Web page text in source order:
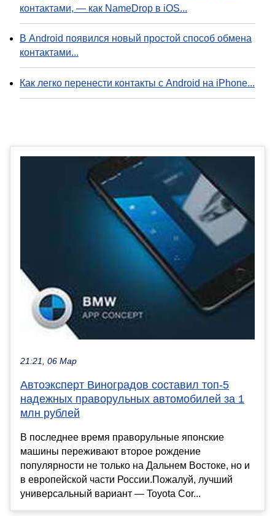
контактами, — как NameDrop в iOS...
В Android появился новый простой способ обмена
контактами...
Как легко перенести контакты с Android на iPhone...
21:21, 06 Мар
Автоэксперт Виноградов составил топ-5
надежных праворульных автомобилей за 1
млн рублей
В последнее время праворульные японские
машины переживают второе рождение
популярности не только на Дальнем Востоке, но и
в европейской части России.Пожалуй, лучший
универсальный вариант — Toyota Cor...